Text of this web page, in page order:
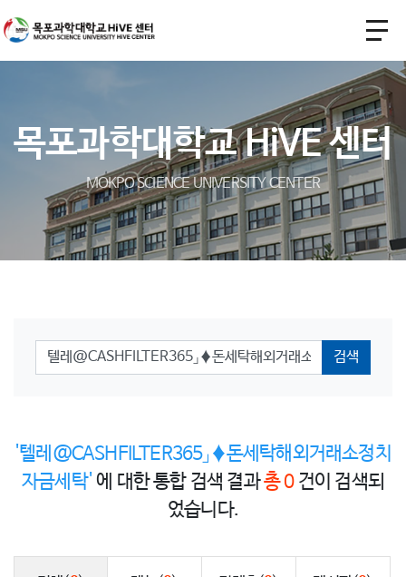
목포과학대학교 HiVE 센터
MOKPO SCIENCE UNIVERSITY CENTER
검색
'텔레@CASHFILTER365」♦돈세탁해외거래소정치
자금세탁' 에 대한 통합 검색 결과총 0건이 검색되
었습니다.